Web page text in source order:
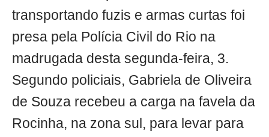
transportando fuzis e armas curtas foi
presa pela Polícia Civil do Rio na
madrugada desta segunda-feira, 3.
Segundo policiais, Gabriela de Oliveira
de Souza recebeu a carga na favela da
Rocinha, na zona sul, para levar para